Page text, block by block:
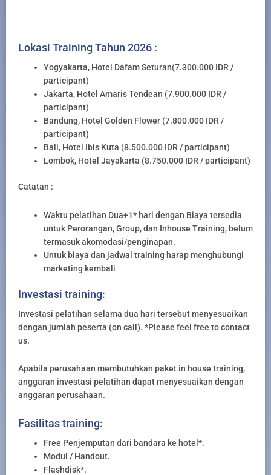
Lokasi Training Tahun 2026 :
Yogyakarta, Hotel Dafam Seturan(7.300.000 IDR /
participant)
Jakarta, Hotel Amaris Tendean (7.900.000 IDR /
participant)
Bandung, Hotel Golden Flower (7.800.000 IDR /
participant)
Bali, Hotel Ibis Kuta (8.500.000 IDR / participant)
Lombok, Hotel Jayakarta (8.750.000 IDR / participant)
Catatan :
Waktu pelatihan Dua+1* hari dengan Biaya tersedia
untuk Perorangan, Group, dan Inhouse Training, belum
termasuk akomodasi/penginapan.
Untuk biaya dan jadwal training harap menghubungi
marketing kembali
Investasi training:
Investasi pelatihan selama dua hari tersebut menyesuaikan
dengan jumlah peserta (on call). *Please feel free to contact
us.
Apabila perusahaan membutuhkan paket in house training,
anggaran investasi pelatihan dapat menyesuaikan dengan
anggaran perusahaan.
Fasilitas training:
Free Penjemputan dari bandara ke hotel*.
Modul / Handout.
Flashdisk*.